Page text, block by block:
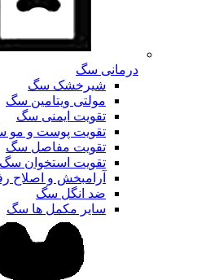
درمانی سگ
شیرخشک سگ
مولتی ویتامین سگ
تقویت ایمنی سگ
تقویت پوست و مو
تقویت مفاصل سگ
تقویت استخوان سگ
آرامبخش و اصلاح
ضد انگل سگ
سایر مکمل ها سگ